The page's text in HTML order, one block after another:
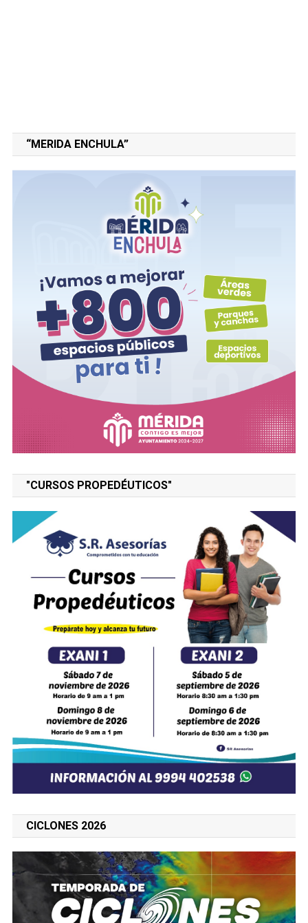
“MERIDA ENCHULA”
"CURSOS PROPEDÉUTICOS"
CICLONES 2026